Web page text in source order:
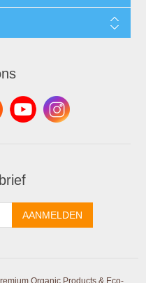
AANMELDEN
Organic Products & Eco-